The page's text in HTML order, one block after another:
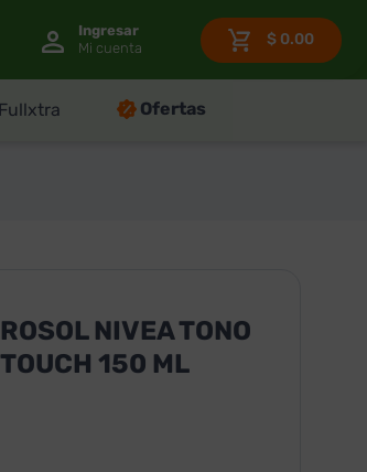
$ 0.00
Fullxtra Ofertas
NIVEA TONO
150 ML